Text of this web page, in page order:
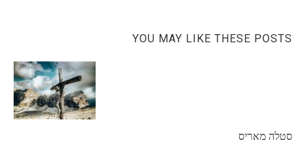
YOU MAY LIKE THESE POSTS
סטלה מאריס